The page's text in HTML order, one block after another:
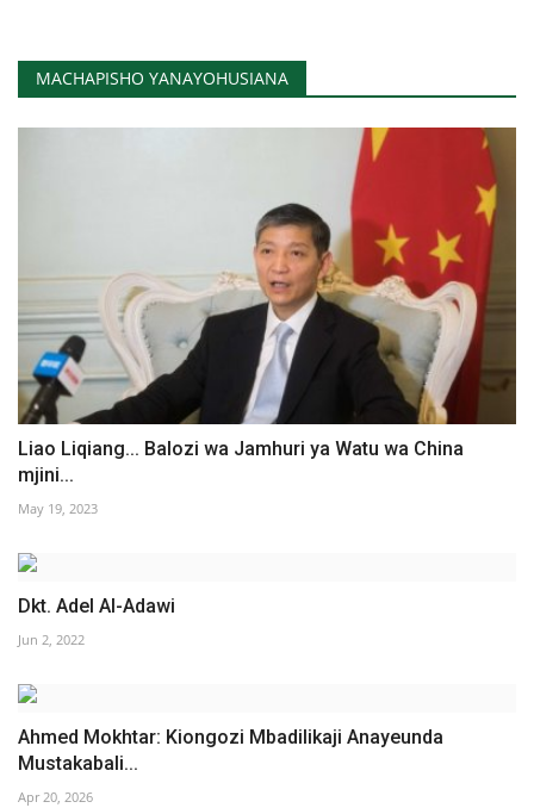
MACHAPISHO YANAYOHUSIANA
Liao Liqiang... Balozi wa Jamhuri ya Watu wa China
mjini...
May 19, 2023
Dkt. Adel Al-Adawi
Jun 2, 2022
Ahmed Mokhtar: Kiongozi Mbadilikaji Anayeunda
Mustakabali...
Apr 20, 2026